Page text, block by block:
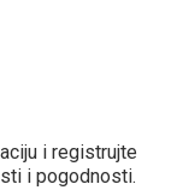
i registrujte
i pogodnosti.